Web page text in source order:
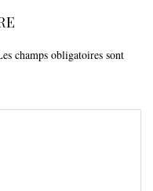
champs obligatoires sont